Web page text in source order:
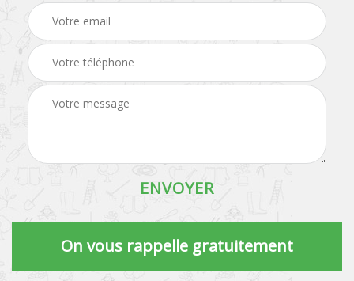
On vous rappelle gratuitement